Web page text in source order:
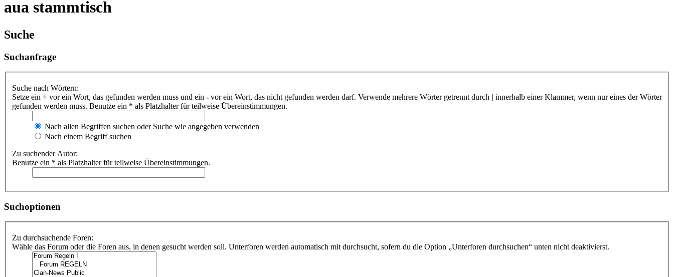
aua stammtisch
Suche
Suchanfrage
Suche nach Wörtern:
Setze ein + vor ein Wort, das gefunden werden muss und ein - vor ein Wort, das nicht gefunden werden darf. Verwende mehrere Wörter getrennt durch | innerhalb einer Klammer, wenn nur eines der Wörter
gefunden werden muss. Benutze ein * als Platzhalter für teilweise Übereinstimmungen.
Nach allen Begriffen suchen oder Suche wie angegeben verwenden
Nach einem Begriff suchen
Zu suchender Autor:
Benutze ein * als Platzhalter für teilweise Übereinstimmungen.
Suchoptionen
Zu durchsuchende Foren:
Wähle das Forum oder die Foren aus, in denen gesucht werden soll. Unterforen werden automatisch mit durchsucht, sofern du die Option „Unterforen durchsuchen“ unten nicht deaktivierst.